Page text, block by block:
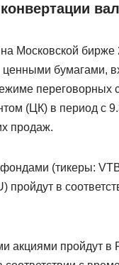
Московской
бумагами,
(ЦК) в период с
продаж.
(тикеры:
пройдут в
акциями пройдут